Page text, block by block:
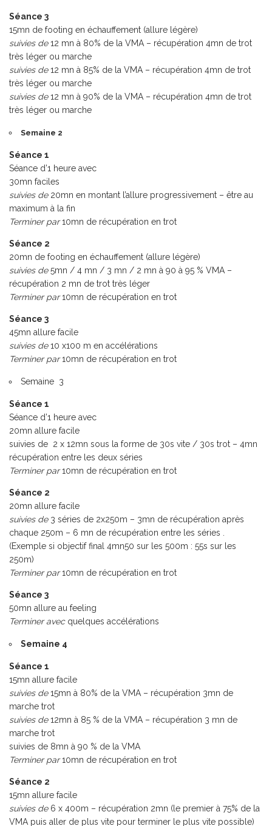
Séance 3
15mn de footing en échauffement (allure légère)
suivies de12 mn à 80% de la VMA – récupération 4mn de trot
très léger ou marche
suivies de12 mn à 85% de la VMA – récupération 4mn de trot
très léger ou marche
suivies de12 mn à 90% de la VMA – récupération 4mn de trot
très léger ou marche
Semaine 2
Séance 1
Séance d’1 heure avec
30mn faciles
suivies de20mn en montant l’allure progressivement – être au
maximum à la fin
Terminer par10mn de récupération en trot
Séance 2
20mn de footing en échauffement (allure légère)
suivies de5mn / 4 mn / 3 mn / 2 mn à 90 à 95 % VMA –
récupération 2 mn de trot très léger
Terminer par10mn de récupération en trot
Séance 3
45mn allure facile
suivies de10 x100 m en accélérations
Terminer par10mn de récupération en trot
Semaine 3
Séance 1
Séance d’1 heure avec
20mn allure facile
suivies de 2 x 12mn sous la forme de 30s vite / 30s trot – 4mn
récupération entre les deux séries
Terminer par10mn de récupération en trot
Séance 2
20mn allure facile
suivies de 3 séries de 2x250m – 3mn de récupération après
chaque 250m – 6 mn de récupération entre les séries .
(Exemple si objectif final 4mn50 sur les 500m : 55s sur les
250m)
Terminer par10mn de récupération en trot
Séance 3
50mn allure au feeling
Terminer avecquelques accélérations
Semaine 4
Séance 1
15mn allure facile
suivies de15mn à 80% de la VMA – récupération 3mn de
marche trot
suivies de12mn à 85 % de la VMA – récupération 3 mn de
marche trot
suivies de 8mn à 90 % de la VMA
Terminer par10mn de récupération en trot
Séance 2
15mn allure facile
suivies de 6 x 400m – récupération 2mn (le premier à 75% de la
VMA puis aller de plus vite pour terminer le plus vite possible)